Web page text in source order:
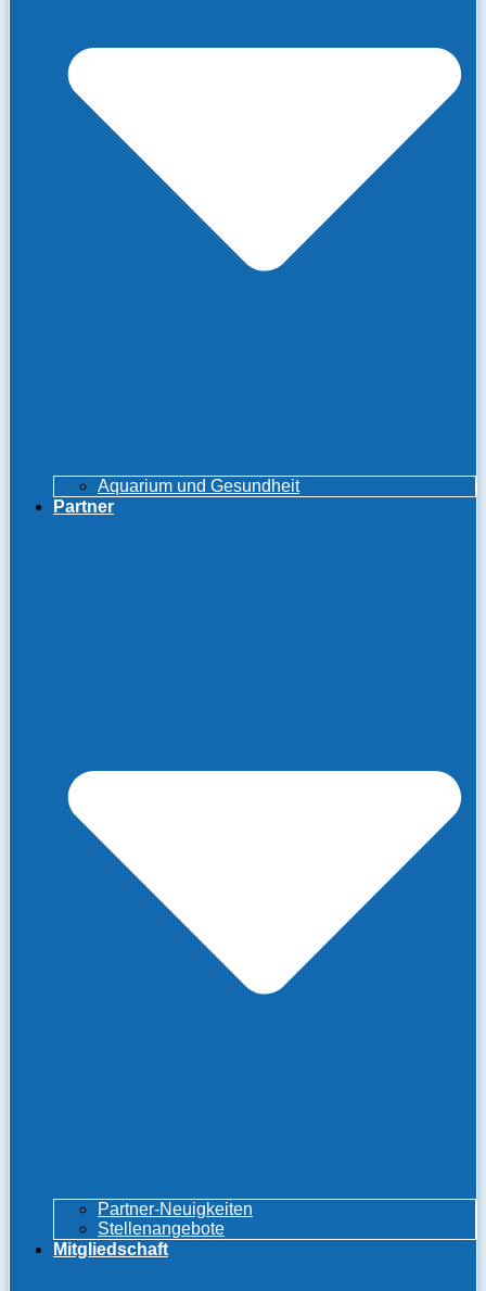
Aquarium und Gesundheit
Partner
Partner-Neuigkeiten
Stellenangebote
Mitgliedschaft